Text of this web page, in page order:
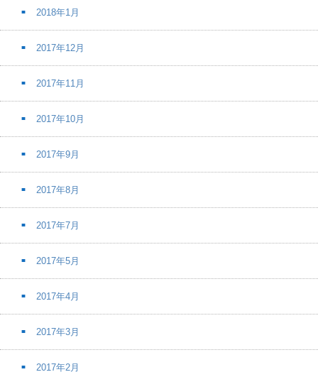
2018年1月
2017年12月
2017年11月
2017年10月
2017年9月
2017年8月
2017年7月
2017年5月
2017年4月
2017年3月
2017年2月